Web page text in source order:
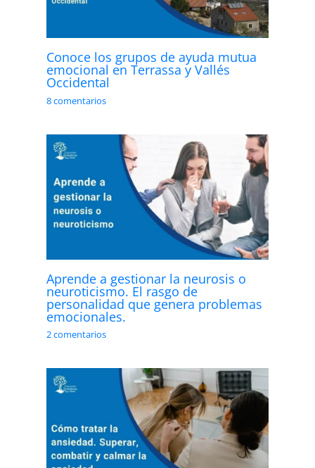
Conoce los grupos de ayuda mutua
emocional en Terrassa y Vallés
Occidental
8 comentarios
Aprende a gestionar la neurosis o
neuroticismo. El rasgo de
personalidad que genera problemas
emocionales.
2 comentarios